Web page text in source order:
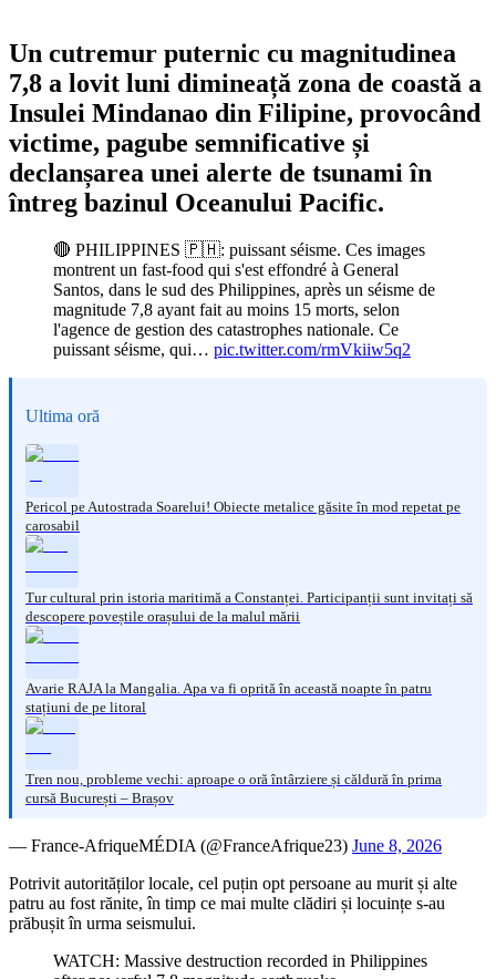
Un cutremur puternic cu magnitudinea
7,8 a lovit luni dimineață zona de coastă a
Insulei Mindanao din Filipine, provocând
victime, pagube semnificative și
declanșarea unei alerte de tsunami în
întreg bazinul Oceanului Pacific.
🔴 PHILIPPINES 🇵🇭: puissant séisme. Ces images
montrent un fast-food qui s'est effondré à General
Santos, dans le sud des Philippines, après un séisme de
magnitude 7,8 ayant fait au moins 15 morts, selon
l'agence de gestion des catastrophes nationale. Ce
puissant séisme, qui… pic.twitter.com/rmVkiiw5q2
Ultima oră
Pericol pe Autostrada Soarelui! Obiecte metalice găsite în mod repetat pe
carosabil
Tur cultural prin istoria maritimă a Constanței. Participanții sunt invitați să
descopere poveștile orașului de la malul mării
Avarie RAJA la Mangalia. Apa va fi oprită în această noapte în patru
stațiuni de pe litoral
Tren nou, probleme vechi: aproape o oră întârziere și căldură în prima
cursă București – Brașov
— France-AfriqueMÉDIA (@FranceAfrique23) June 8, 2026
Potrivit autorităților locale, cel puțin opt persoane au murit și alte
patru au fost rănite, în timp ce mai multe clădiri și locuințe s-au
prăbușit în urma seismului.
WATCH: Massive destruction recorded in Philippines